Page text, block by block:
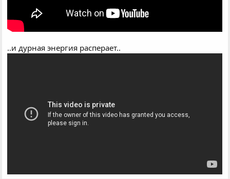
..и дурная энергия расперает..